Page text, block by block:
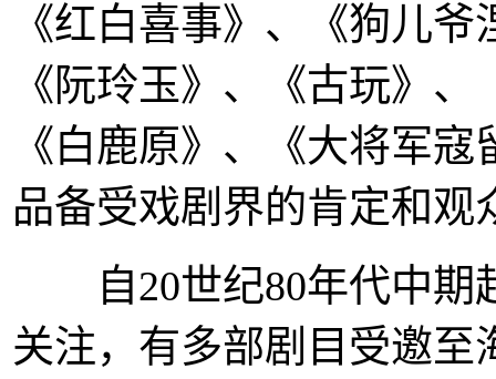
《红白喜事》、《狗儿
《阮玲玉》、《古玩》
《白鹿原》、《大将军
品备受戏剧界的肯定和观
自20世纪80年代中期
关注，有多部剧目受邀至